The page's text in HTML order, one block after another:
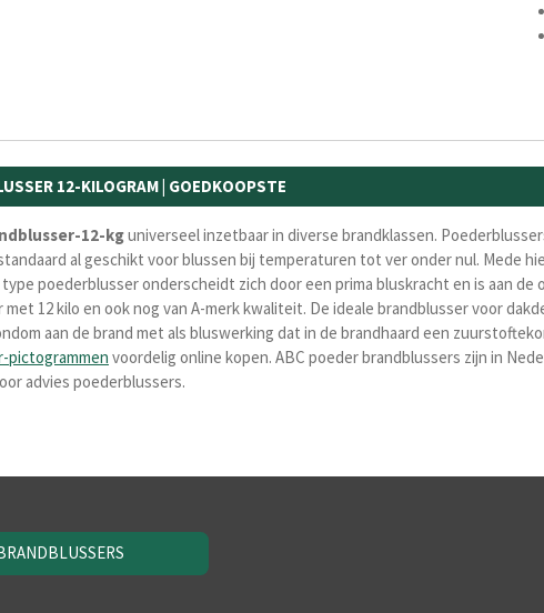
12-KILOGRAM | GOEDKOOPSTE
12-kguniverseel inzetbaar in diverse brandklassen.
al geschikt voor blussen bij temperaturen tot ver onder nul. Mede
poederblusser onderscheidt zich door een prima bluskracht en is aan
12 kilo en ook nog van A-merk kwaliteit. De ideale brandblusser voor
aan de brand met als bluswerking dat in de brandhaard een
pictogrammen voordelig online kopen. ABC poeder brandblussers zijn in
advies poederblussers.